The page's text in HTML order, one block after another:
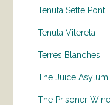
Tenuta Sette Ponti
Tenuta Vitereta
Terres Blanches
The Juice Asylum
The Prisoner